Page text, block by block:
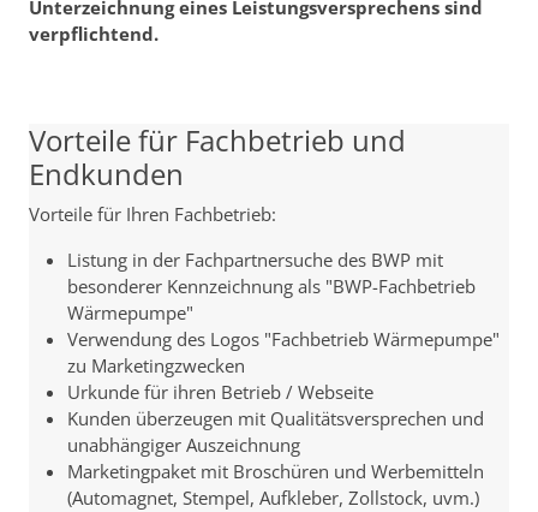
Unterzeichnung eines Leistungsversprechens sind
verpflichtend.
Vorteile für Fachbetrieb und
Endkunden
Vorteile für Ihren Fachbetrieb:
Listung in der Fachpartnersuche des BWP mit
besonderer Kennzeichnung als "BWP-Fachbetrieb
Wärmepumpe"
Verwendung des Logos "Fachbetrieb Wärmepumpe"
zu Marketingzwecken
Urkunde für ihren Betrieb / Webseite
Kunden überzeugen mit Qualitätsversprechen und
unabhängiger Auszeichnung
Marketingpaket mit Broschüren und Werbemitteln
(Automagnet, Stempel, Aufkleber, Zollstock, uvm.)